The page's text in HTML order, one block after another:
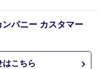
パニー カスタマー
はこちら